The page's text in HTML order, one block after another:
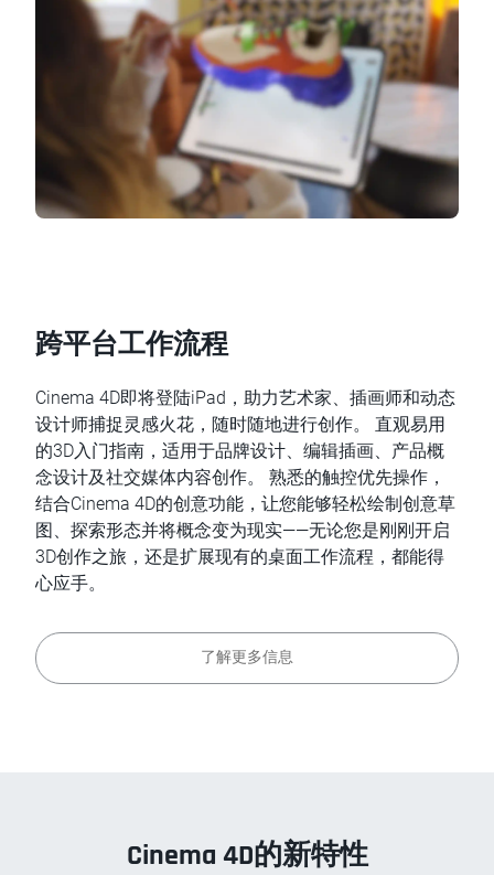
跨平台工作流程
Cinema 4D即将登陆iPad，助力艺术家、插画师和动态
设计师捕捉灵感火花，随时随地进行创作。 直观易用
的3D入门指南，适用于品牌设计、编辑插画、产品概
念设计及社交媒体内容创作。 熟悉的触控优先操作，
结合Cinema 4D的创意功能，让您能够轻松绘制创意草
图、探索形态并将概念变为现实——无论您是刚刚开启
3D创作之旅，还是扩展现有的桌面工作流程，都能得
心应手。
了解更多信息
Cinema 4D的新特性